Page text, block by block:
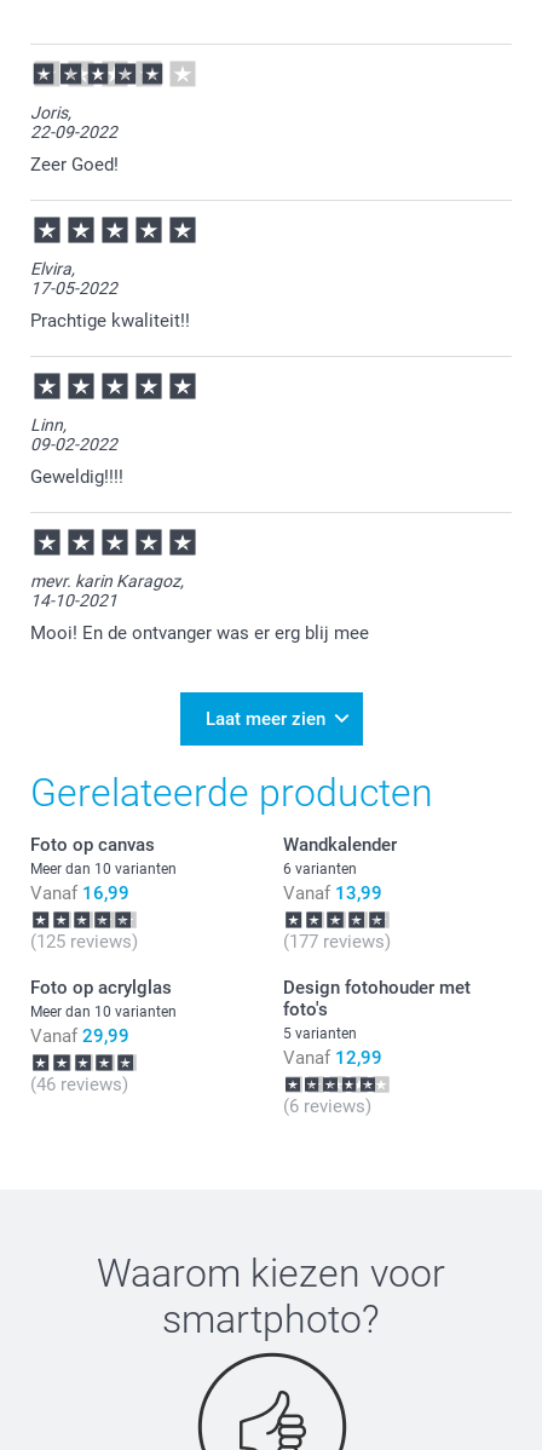
05-11-2024
17:08
Bedankt voor je review. Wat leuk om te horen dat je
Heel veel plezier ervan en wellicht tot een volgende
keer.
Joris,
22-09-2022
Zeer Goed!
Elvira,
17-05-2022
Prachtige kwaliteit!!
Linn,
09-02-2022
Geweldig!!!!
mevr. karin Karagoz,
14-10-2021
Mooi! En de ontvanger was er erg blij mee
Laat meer zien
Gerelateerde producten
Foto op canvas
Meer dan 10 varianten
Vanaf 16,99
(125 reviews)
Wandkalender
6 varianten
Vanaf 13,99
(177 reviews)
Foto op acrylglas
Meer dan 10 varianten
Vanaf 29,99
(46 reviews)
Design fotohouder met
foto's
5 varianten
Vanaf 12,99
(6 reviews)
Waarom kiezen voor
smartphoto?